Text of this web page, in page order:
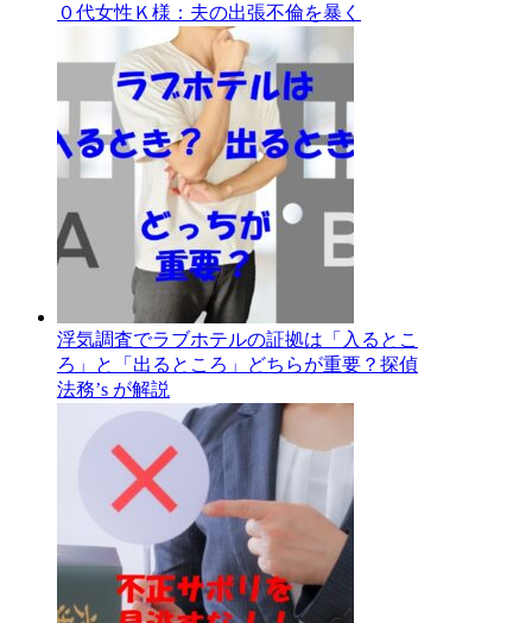
０代女性Ｋ様：夫の出張不倫を暴く
浮気調査でラブホテルの証拠は「入るとこ
ろ」と「出るところ」どちらが重要？探偵
法務’s が解説